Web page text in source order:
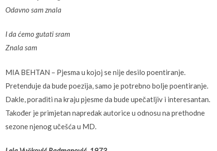
Odavno sam znala
I da ćemo gutati sram
Znala sam
MIA BEHTAN – Pjesma u kojoj se nije desilo poentiranje.
Pretenduje da bude poezija, samo je potrebno bolje poentiranje.
Dakle, poraditi na kraju pjesme da bude upečatljiv i interesantan.
Također je primjetan napredak autorice u odnosu na prethodne
sezone njenog učešća u MD.